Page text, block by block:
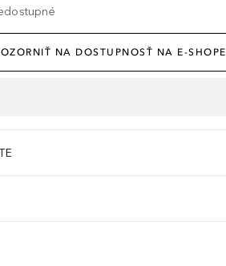
NA DOSTUPNOSŤ NA E-SHOPE